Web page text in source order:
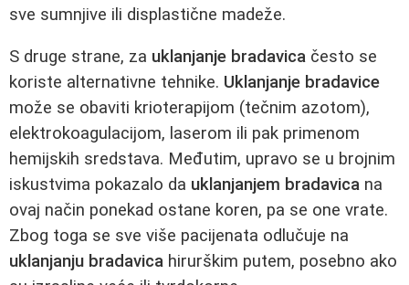
sve sumnjive ili displastične madeže.
S druge strane, za uklanjanje bradavica često se
koriste alternativne tehnike. Uklanjanje bradavice
može se obaviti krioterapijom (tečnim azotom),
elektrokoagulacijom, laserom ili pak primenom
hemijskih sredstava. Međutim, upravo se u brojnim
iskustvima pokazalo da uklanjanjem bradavica na
ovaj način ponekad ostane koren, pa se one vrate.
Zbog toga se sve više pacijenata odlučuje na
uklanjanju bradavica hirurškim putem, posebno ako